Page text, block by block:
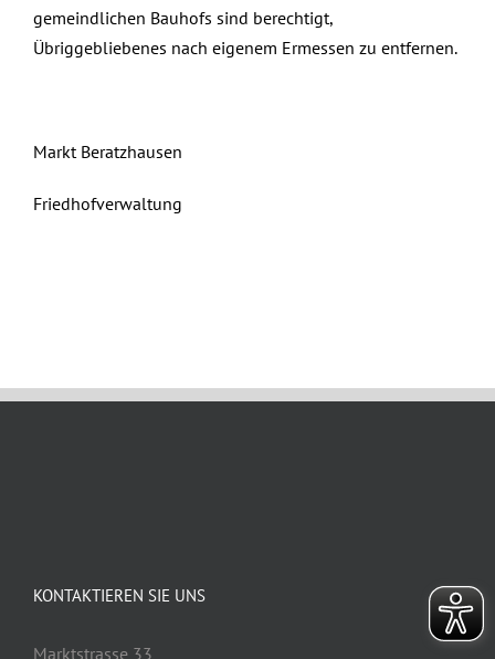
gemeindlichen Bauhofs sind berechtigt,
Übriggebliebenes nach eigenem Ermessen zu entfernen.
Markt Beratzhausen
Friedhofverwaltung
KONTAKTIEREN SIE UNS
Marktstrasse 33